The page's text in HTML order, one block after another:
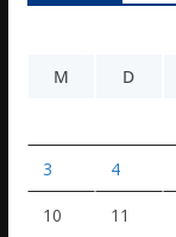
M
D
3 4
10 11